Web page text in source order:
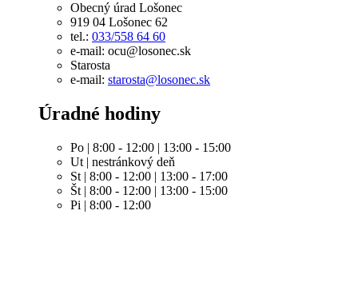
Obecný úrad Lošonec
919 04 Lošonec 62
tel.: 033/558 64 60
e-mail: ocu@losonec.sk
Starosta
e-mail: starosta@losonec.sk
Úradné hodiny
Po | 8:00 - 12:00 | 13:00 - 15:00
Ut | nestránkový deň
St | 8:00 - 12:00 | 13:00 - 17:00
Št | 8:00 - 12:00 | 13:00 - 15:00
Pi | 8:00 - 12:00